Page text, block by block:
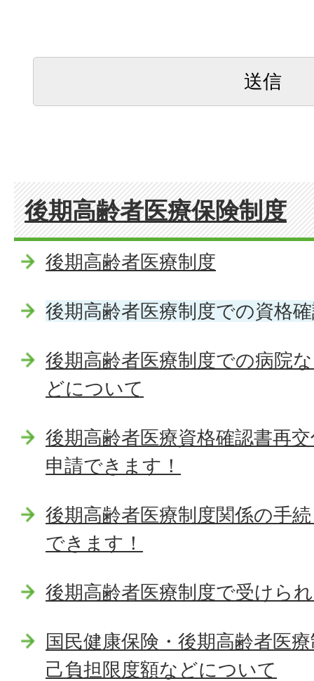
後期高齢者医療保険制度
後期高齢者医療制度
後期高齢者医療制度での資格
後期高齢者医療制度での病院
どについて
後期高齢者医療資格確認書再
申請できます！
後期高齢者医療制度関係の手
できます！
後期高齢者医療制度で受けら
国民健康保険・後期高齢者医
己負担限度額などについて